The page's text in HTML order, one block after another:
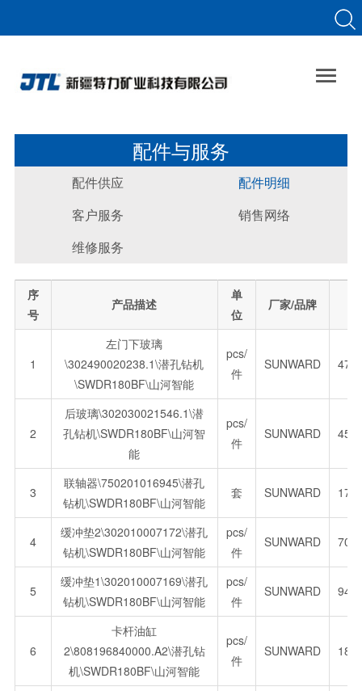

配件与服务
配件供应
配件明细
客户服务
销售网络
维修服务
序
号
产品描述
单
位
厂家/品牌
1
左门下玻璃
\302490020238.1\潜孔钻机
\SWDR180BF\山河智能
pcs/
件
SUNWARD
2
后玻璃\302030021546.1\潜
孔钻机\SWDR180BF\山河智
能
pcs/
件
SUNWARD
3
联轴器\750201016945\潜孔
钻机\SWDR180BF\山河智能
套 SUNWARD
4
缓冲垫2\302010007172\潜孔
钻机\SWDR180BF\山河智能
pcs/
件
SUNWARD
5
缓冲垫1\302010007169\潜孔
钻机\SWDR180BF\山河智能
pcs/
件
SUNWARD
6
卡杆油缸
2\808196840000.A2\潜孔钻
机\SWDR180BF\山河智能
pcs/
件
SUNWARD